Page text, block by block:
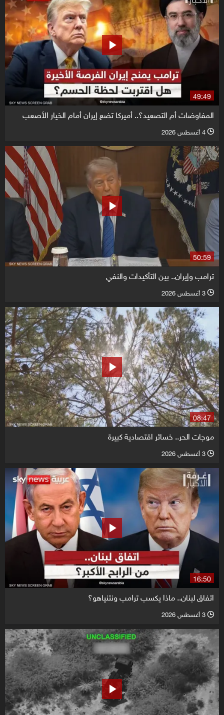
49:49
المفاوضات أم التصعيد؟.. أميركا تضع إيران أمام الخيار الأصعب
l 4 أغسطس 2026
50:59
ترامب وإيران.. بين التأكيدات والنفي
l 3 أغسطس 2026
08:47
موجات الحر.. خسائر اقتصادية كبيرة
l 3 أغسطس 2026
16:50
اتفاق لبنان.. ماذا يكسب ترامب ونتنياهو؟
l 3 أغسطس 2026